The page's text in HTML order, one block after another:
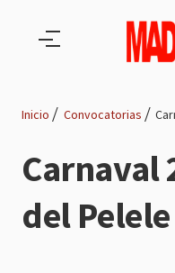
Ruta
de
navegación
Inicio Convocatorias
Carnaval
del Pelele